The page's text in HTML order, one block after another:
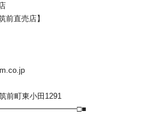
前直売店】
前町東小田1291